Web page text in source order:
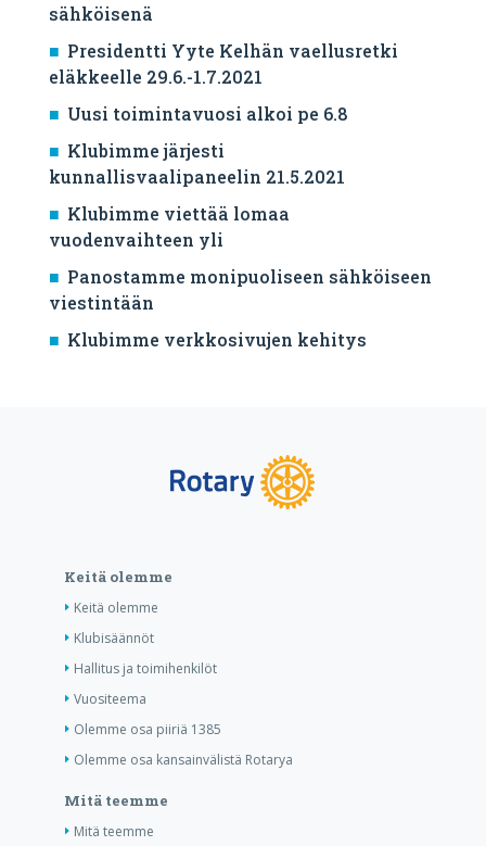
sähköisenä
Presidentti Yyte Kelhän vaellusretki
eläkkeelle 29.6.-1.7.2021
Uusi toimintavuosi alkoi pe 6.8
Klubimme järjesti
kunnallisvaalipaneelin 21.5.2021
Klubimme viettää lomaa
vuodenvaihteen yli
Panostamme monipuoliseen sähköiseen
viestintään
Klubimme verkkosivujen kehitys
Keitä olemme
Keitä olemme
Klubisäännöt
Hallitus ja toimihenkilöt
Vuositeema
Olemme osa piiriä 1385
Olemme osa kansainvälistä Rotarya
Mitä teemme
Mitä teemme